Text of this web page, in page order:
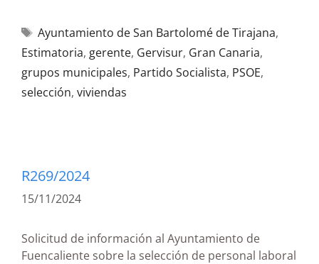
Ayuntamiento de San Bartolomé de Tirajana,
Estimatoria, gerente, Gervisur, Gran Canaria,
grupos municipales, Partido Socialista, PSOE,
selección, viviendas
R269/2024
15/11/2024
Solicitud de información al Ayuntamiento de
Fuencaliente sobre la selección de personal laboral